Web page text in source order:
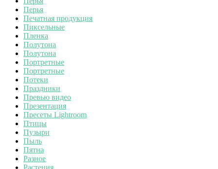
Перья
Печатная продукция
Пиксельные
Пленка
Полутона
Полутона
Портретные
Портретные
Потеки
Праздники
Превью видео
Презентация
Пресеты Lightroom
Птицы
Пузыри
Пыль
Пятна
Разное
Растения